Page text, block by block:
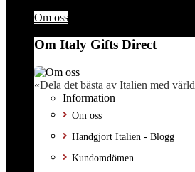
Om oss
Om Italy Gifts Direct
«Dela det bästa av Italien med
Information
Om oss
Handgjort Italien - Blogg
Kundomdömen